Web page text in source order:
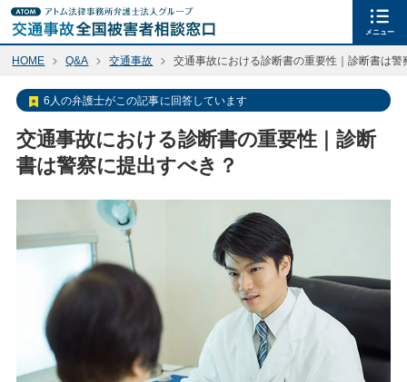
メニュー
HOME Q&A 交通事故 交通事故における診断書の重要性｜診断書は警
6人の弁護士がこの記事に回答しています
交通事故における診断書の重要性｜診断
書は警察に提出すべき？